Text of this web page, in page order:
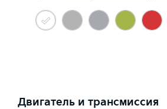
Двигатель и трансмиссия